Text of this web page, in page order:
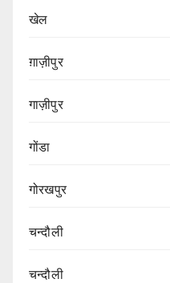
खेल
ग़ाज़ीपुर
गाज़ीपुर
गोंडा
गोरखपुर
चन्दौली
चन्दौली